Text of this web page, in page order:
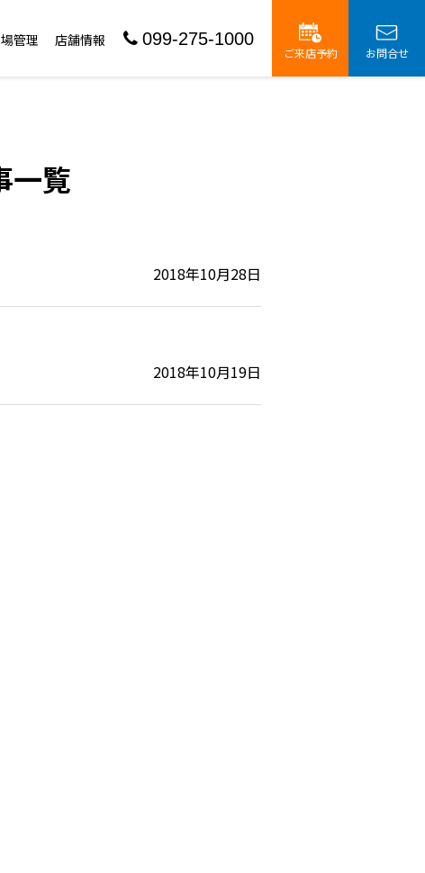
管理 店舗情報 099-275-1000
ご来店予約 お問合せ
一覧
2018年10月28日
2018年10月19日